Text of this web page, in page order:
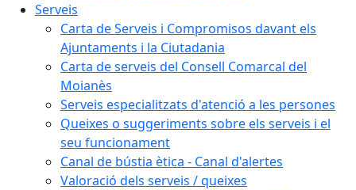
Serveis
Carta de Serveis i Compromisos davant els
Ajuntaments i la Ciutadania
Carta de serveis del Consell Comarcal del
Moianès
Serveis especialitzats d'atenció a les persones
Queixes o suggeriments sobre els serveis i el
seu funcionament
Canal de bústia ètica - Canal d'alertes
Valoració dels serveis / queixes